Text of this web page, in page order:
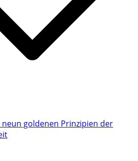
neun goldenen Prinzipien der